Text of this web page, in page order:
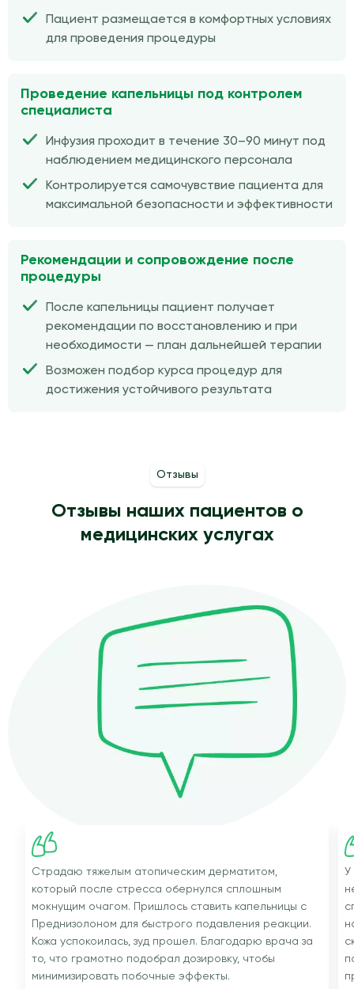
Пациент размещается в комфортных условиях
для проведения процедуры
Проведение капельницы под контролем
специалиста
Инфузия проходит в течение 30–90 минут под
наблюдением медицинского персонала
Контролируется самочувствие пациента для
максимальной безопасности и эффективности
Рекомендации и сопровождение после
процедуры
После капельницы пациент получает
рекомендации по восстановлению и при
необходимости — план дальнейшей терапии
Возможен подбор курса процедур для
достижения устойчивого результата
Отзывы
Отзывы наших пациентов о
медицинских услугах
Страдаю тяжелым атопическим дерматитом,
который после стресса обернулся сплошным
мокнущим очагом. Пришлось ставить капельницы с
Преднизолоном для быстрого подавления реакции.
Кожа успокоилась, зуд прошел. Благодарю врача за
то, что грамотно подобрал дозировку, чтобы
минимизировать побочные эффекты.
У